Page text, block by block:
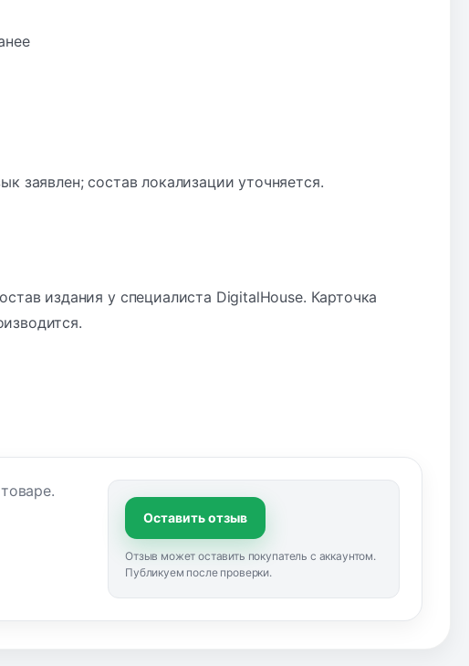
заявлен; состав локализации уточняется.
издания у специалиста DigitalHouse. Карточка
Оставить отзыв
Отзыв может оставить покупатель с аккаунтом.
Публикуем после проверки.